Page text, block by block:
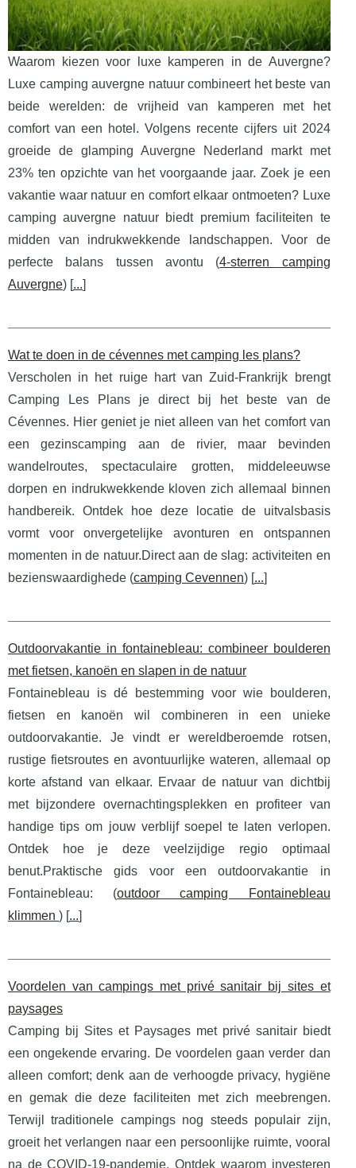
Waarom kiezen voor luxe kamperen in de Auvergne?
Luxe camping auvergne natuur combineert het beste van
beide werelden: de vrijheid van kamperen met het
comfort van een hotel. Volgens recente cijfers uit 2024
groeide de glamping Auvergne Nederland markt met
23% ten opzichte van het voorgaande jaar. Zoek je een
vakantie waar natuur en comfort elkaar ontmoeten? Luxe
camping auvergne natuur biedt premium faciliteiten te
midden van indrukwekkende landschappen. Voor de
perfecte balans tussen avontu (4-sterren camping
Auvergne) [...]
Wat te doen in de cévennes met camping les plans?
Verscholen in het ruige hart van Zuid-Frankrijk brengt
Camping Les Plans je direct bij het beste van de
Cévennes. Hier geniet je niet alleen van het comfort van
een gezinscamping aan de rivier, maar bevinden
wandelroutes, spectaculaire grotten, middeleeuwse
dorpen en indrukwekkende kloven zich allemaal binnen
handbereik. Ontdek hoe deze locatie de uitvalsbasis
vormt voor onvergetelijke avonturen en ontspannen
momenten in de natuur.Direct aan de slag: activiteiten en
bezienswaardighede (camping Cevennen) [...]
Outdoorvakantie in fontainebleau: combineer boulderen
met fietsen, kanoën en slapen in de natuur
Fontainebleau is dé bestemming voor wie boulderen,
fietsen en kanoën wil combineren in een unieke
outdoorvakantie. Je vindt er wereldberoemde rotsen,
rustige fietsroutes en avontuurlijke wateren, allemaal op
korte afstand van elkaar. Ervaar de natuur van dichtbij
met bijzondere overnachtingsplekken en profiteer van
handige tips om jouw verblijf soepel te laten verlopen.
Ontdek hoe je deze veelzijdige regio optimaal
benut.Praktische gids voor een outdoorvakantie in
Fontainebleau: (outdoor camping Fontainebleau
klimmen ) [...]
Voordelen van campings met privé sanitair bij sites et
paysages
Camping bij Sites et Paysages met privé sanitair biedt
een ongekende ervaring. De voordelen gaan verder dan
alleen comfort; denk aan de verhoogde privacy, hygiëne
en gemak die deze faciliteiten met zich meebrengen.
Terwijl traditionele campings nog steeds populair zijn,
groeit het verlangen naar een persoonlijke ruimte, vooral
na de COVID-19-pandemie. Ontdek waarom investeren